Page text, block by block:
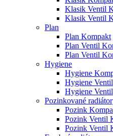
Klasik Ventil
Klasik Ventil
Plan
Plan Kompakt
Plan Ventil
Plan Ventil
Hygiene
Hygiene
Hygiene
Hygiene
Pozinkované
Pozink
Pozink Ventil
Pozink Ventil